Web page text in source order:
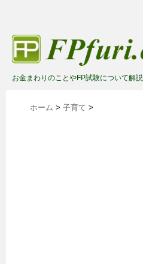
お金まわりのことやFP試験について解
ホーム > 子育て >